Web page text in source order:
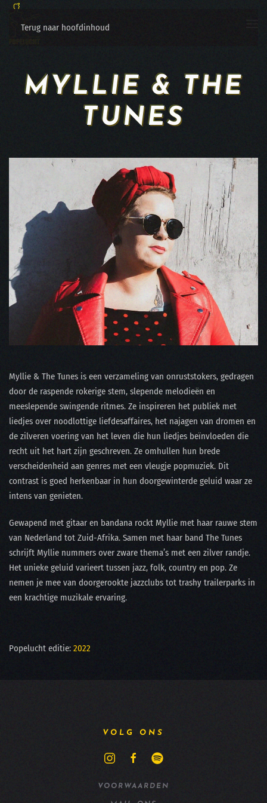
Terug naar hoofdinhoud
MYLLIE & THE
TUNES
Myllie & The Tunes is een verzameling van onruststokers, gedragen
door de raspende rokerige stem, slepende melodieën en
meeslepende swingende ritmes. Ze inspireren het publiek met
liedjes over noodlottige liefdesaffaires, het najagen van dromen en
de zilveren voering van het leven die hun liedjes beïnvloeden die
recht uit het hart zijn geschreven. Ze omhullen hun brede
verscheidenheid aan genres met een vleugje popmuziek. Dit
contrast is goed herkenbaar in hun doorgewinterde geluid waar ze
intens van genieten.
Gewapend met gitaar en bandana rockt Myllie met haar rauwe stem
van Nederland tot Zuid-Afrika. Samen met haar band The Tunes
schrijft Myllie nummers over zware thema’s met een zilver randje.
Het unieke geluid varieert tussen jazz, folk, country en pop. Ze
nemen je mee van doorgerookte jazzclubs tot trashy trailerparks in
een krachtige muzikale ervaring.
Popelucht editie: 2022
VOLG ONS
VOORWAARDEN